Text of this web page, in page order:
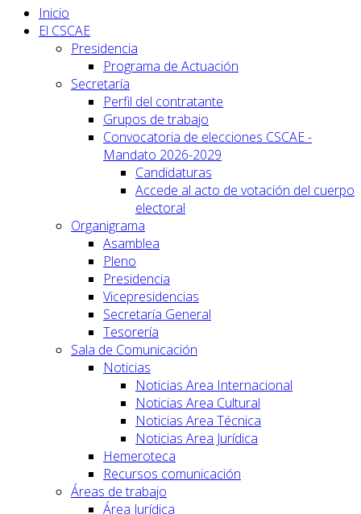
Inicio
El CSCAE
Presidencia
Programa de Actuación
Secretaría
Perfil del contratante
Grupos de trabajo
Convocatoria de elecciones CSCAE -
Mandato 2026-2029
Candidaturas
Accede al acto de votación del cuerpo
electoral
Organigrama
Asamblea
Pleno
Presidencia
Vicepresidencias
Secretaría General
Tesorería
Sala de Comunicación
Noticias
Noticias Area Internacional
Noticias Area Cultural
Noticias Area Técnica
Noticias Area Jurídica
Hemeroteca
Recursos comunicación
Áreas de trabajo
Área Jurídica